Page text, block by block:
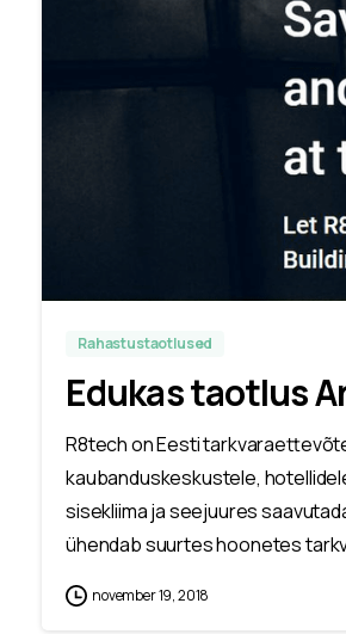
Rahastustaotlused
Edukas taotlus
R8tech on Eesti
kaubanduskeskustele,
sisekliima ja seejuures
ühendab suurtes hoonetes
november 19, 2018